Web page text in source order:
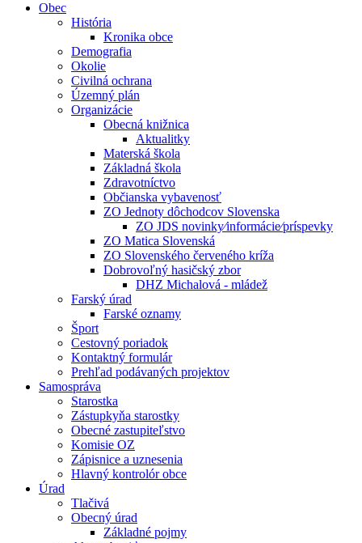
Obec
História
Kronika obce
Demografia
Okolie
Civilná ochrana
Územný plán
Organizácie
Obecná knižnica
Aktualitky
Materská škola
Základná škola
Zdravotníctvo
Občianska vybavenosť
ZO Jednoty dôchodcov Slovenska
ZO JDS novinky⁄informácie⁄príspevky
ZO Matica Slovenská
ZO Slovenského červeného kríža
Dobrovoľný hasičský zbor
DHZ Michalová - mládež
Farský úrad
Farské oznamy
Šport
Cestovný poriadok
Kontaktný formulár
Prehľad podávaných projektov
Samospráva
Starostka
Zástupkyňa starostky
Obecné zastupiteľstvo
Komisie OZ
Zápisnice a uznesenia
Hlavný kontrolór obce
Úrad
Tlačivá
Obecný úrad
Základné pojmy